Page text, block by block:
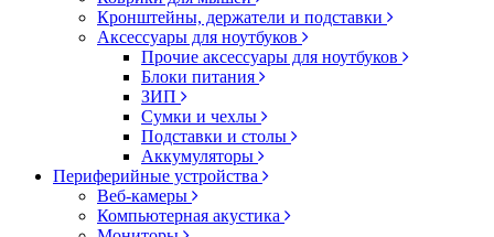
Кронштейны, держатели и подставки
Аксессуары для ноутбуков
Прочие аксессуары для ноутбуков
Блоки питания
ЗИП
Сумки и чехлы
Подставки и столы
Аккумуляторы
Периферийные устройства
Веб-камеры
Компьютерная акустика